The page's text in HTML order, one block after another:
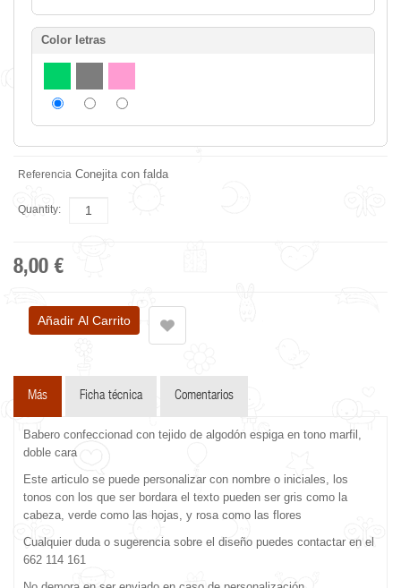
Color letras
Referencia Conejita con falda
Quantity:
8,00 €
Más Ficha técnica Comentarios
Babero confeccionad con tejido de algodón espiga en tono marfil,
doble cara
Este articulo se puede personalizar con nombre o iniciales, los
tonos con los que ser bordara el texto pueden ser gris como la
cabeza, verde como las hojas, y rosa como las flores
Cualquier duda o sugerencia sobre el diseño puedes contactar en el
662 114 161